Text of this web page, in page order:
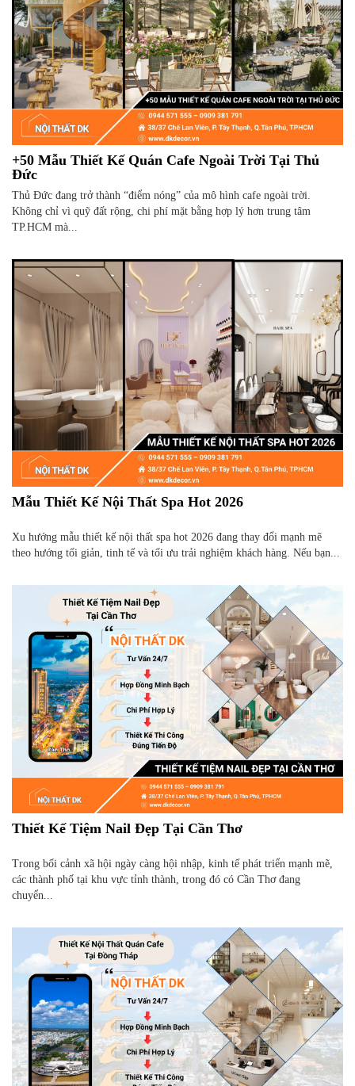
+50 Mẫu Thiết Kế Quán Cafe Ngoài Trời Tại Thủ
Đức
Thủ Đức đang trở thành “điểm nóng” của mô hình cafe ngoài trời.
Không chỉ vì quỹ đất rộng, chi phí mặt bằng hợp lý hơn trung tâm
TP.HCM mà...
Mẫu Thiết Kế Nội Thất Spa Hot 2026
Xu hướng mẫu thiết kế nội thất spa hot 2026 đang thay đổi mạnh mẽ
theo hướng tối giản, tinh tế và tối ưu trải nghiệm khách hàng. Nếu bạn...
Thiết Kế Tiệm Nail Đẹp Tại Cần Thơ
Trong bối cảnh xã hội ngày càng hội nhập, kinh tế phát triển mạnh mẽ,
các thành phố tại khu vực tỉnh thành, trong đó có Cần Thơ đang
chuyển...